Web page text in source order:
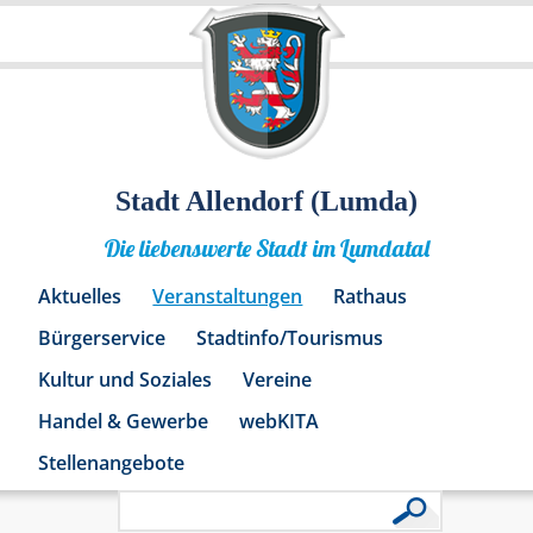
Stadt Allendorf (Lumda)
Die liebenswerte Stadt im Lumdatal
Aktuelles Veranstaltungen
Rathaus
Bürgerservice
Stadtinfo/Tourismus
Kultur und Soziales
Vereine
Handel & Gewerbe
webKITA
Stellenangebote